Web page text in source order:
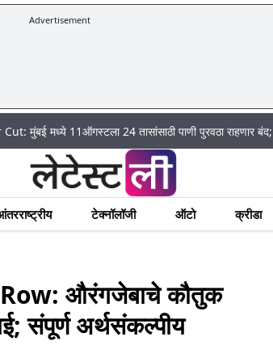
Advertisement
24 तासांसाठी पाणी पुरवठा राहणार बंद; पहा कुठे असेल
टेक्नॉलॉजी ऑटो क्रीडा
औरंगजेबाचे कौतुक
संपूर्ण अर्थसंकल्पीय